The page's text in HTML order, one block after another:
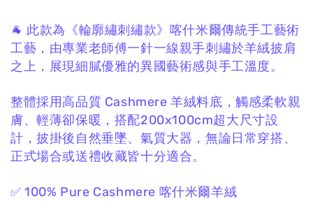
🐐 此款為《輪廓繡刺繡款》喀什米爾傳統手工藝術
工藝，由專業老師傅一針一線親手刺繡於羊絨披肩
之上，展現細膩優雅的異國藝術感與手工溫度。
整體採用高品質 Cashmere 羊絨料底，觸感柔軟親
膚、輕薄卻保暖，搭配200x100cm超大尺寸設
計，披掛後自然垂墜、氣質大器，無論日常穿搭、
正式場合或送禮收藏皆十分適合。
✅ 100% Pure Cashmere 喀什米爾羊絨